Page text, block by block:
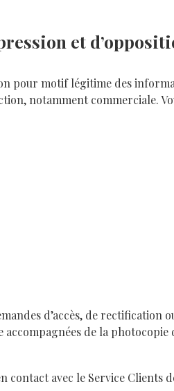
et
pour motif légitime des
notamment commerciale.
d’accès, de rectification
de la
contact avec le Service Clients